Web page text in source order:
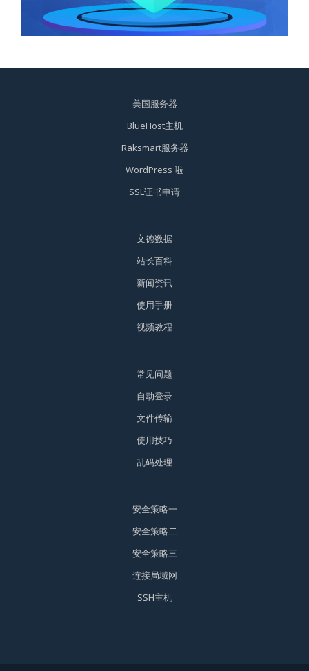
美国服务器
BlueHost主机
Raksmart服务器
WordPress 啦
SSL证书申请
文德数据
站长百科
新闻资讯
使用手册
视频教程
常见问题
自动登录
文件传输
使用技巧
乱码处理
安全策略一
安全策略二
安全策略三
连接局域网
SSH主机